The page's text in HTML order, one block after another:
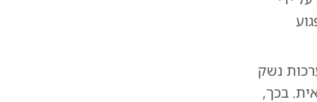
נשק
בכך,